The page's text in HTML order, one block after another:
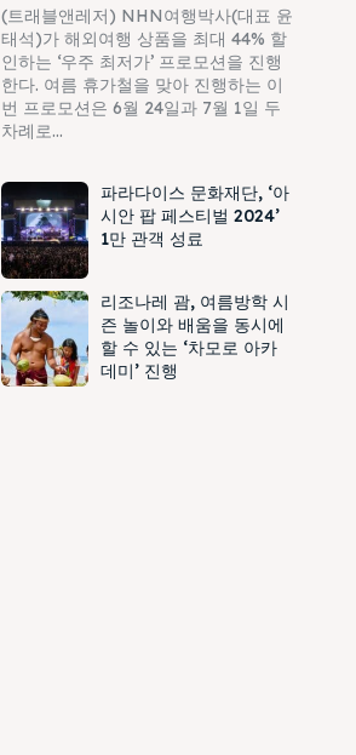
(트래블앤레저) NHN여행박사(대표 윤
태석)가 해외여행 상품을 최대 44% 할
인하는 ‘우주 최저가’ 프로모션을 진행
한다. 여름 휴가철을 맞아 진행하는 이
번 프로모션은 6월 24일과 7월 1일 두
차례로...
파라다이스 문화재단, ‘아
시안 팝 페스티벌 2024’
1만 관객 성료
리조나레 괌, 여름방학 시
즌 놀이와 배움을 동시에
할 수 있는 ‘차모로 아카
데미’ 진행